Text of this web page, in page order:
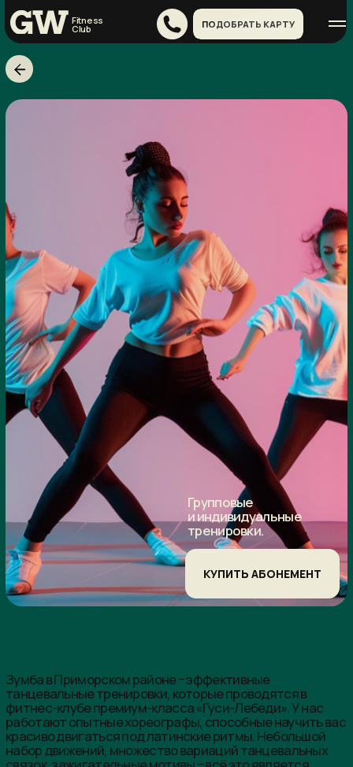
Fitness
Сlub ПОДОБРАТЬ КАРТУ
ЗУМБА
Групповые
и индивидуальные
тренировки.
Зумба в Приморском районе − эффективные
танцевальные тренировки, которые проводятся в
фитнес-клубе премиум-класса «Гуси-Лебеди». У нас
работают опытные хореографы, способные научить вас
красиво двигаться под латинские ритмы. Небольшой
набор движений, множество вариаций танцевальных
связок, зажигательные мотивы − всё это является
особенностями зумбы. Посещать занятия могут как
опытные танцоры, так и новички.
Особенности и польза зумбы
Зумба появилась относительно недавно. Она возникла в
похудению. Зумба объединила в себе различные
танцевальные направления, среди которых:
хип-хоп;
самба;
сальса;
фламенко;
танец живота.
Зумба-фитнес в Приморском районе в «Гуси-Лебеди» −